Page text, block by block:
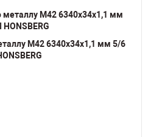
M42 6340х34х1,1 мм 5/6